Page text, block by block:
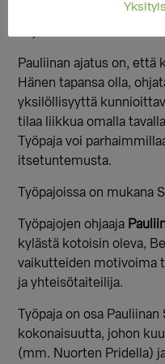
liittyä taas mukaan, saa
Pauliinan ajatus on, että
Hänen tapansa olla,
yksilöllisyyttä
tilaa liikkua omalla
Työpaja voi
itsetuntemusta.
Työpajoissa on mukana
Työpajojen ohjaaja
kylästä kotoisin oleva,
vaikutteiden motivoima
ja yhteisötaiteilija.
Työpaja on osa
kokonaisuutta, johon
(mm. Nuorten Pridella)